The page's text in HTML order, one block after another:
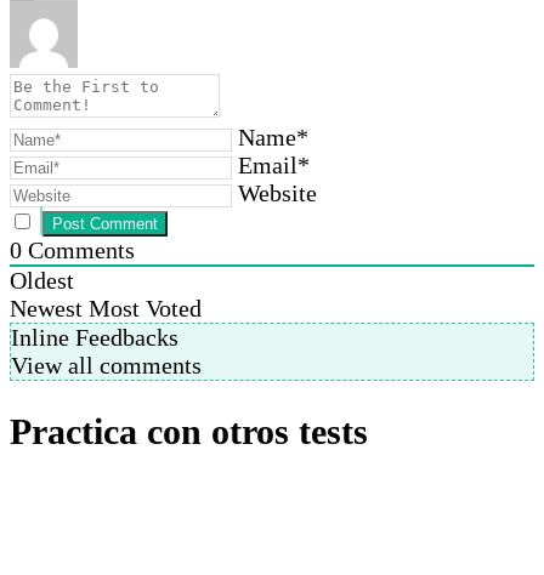
Name*
Email*
Website
0 Comments
Oldest
Newest Most Voted
Inline Feedbacks
View all comments
Practica con otros tests